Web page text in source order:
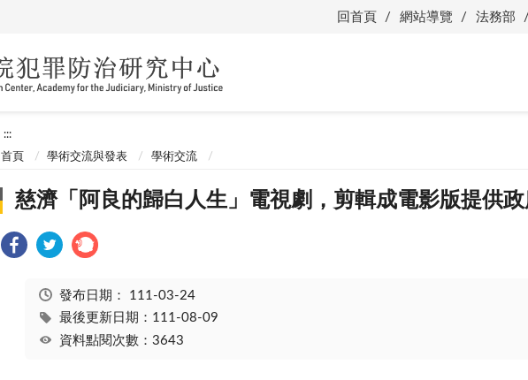
回首頁 網站導覽 法務部
:::
首頁 學術交流與發表 學術交流
慈濟「阿良的歸白人生」電視劇，剪輯成電影版提供
發布日期： 111-03-24
最後更新日期：111-08-09
資料點閱次數：3643